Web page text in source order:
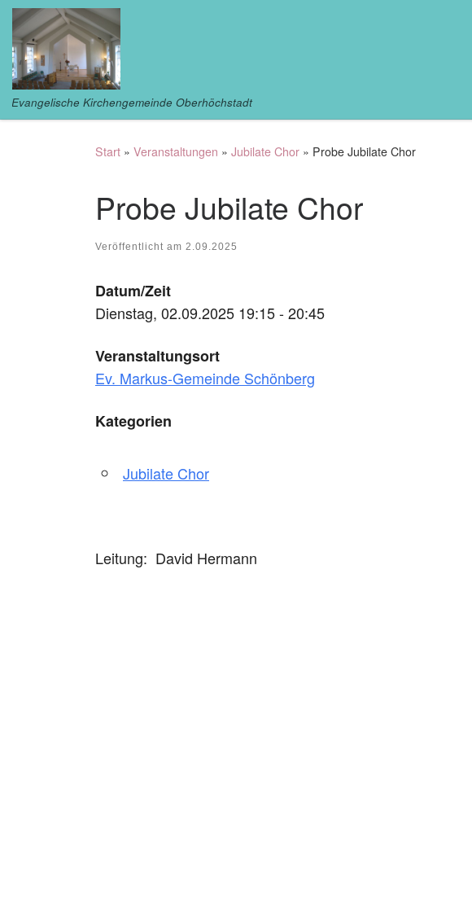
Zum Inhalt springen
Evangelische Kirchengemeinde Oberhöchstadt
Start » Veranstaltungen » Jubilate Chor » Probe Jubilate Chor
Probe Jubilate Chor
Veröffentlicht am 2.09.2025
Datum/Zeit
Dienstag, 02.09.2025 19:15 - 20:45
Veranstaltungsort
Ev. Markus-Gemeinde Schönberg
Kategorien
Jubilate Chor
Leitung: David Hermann